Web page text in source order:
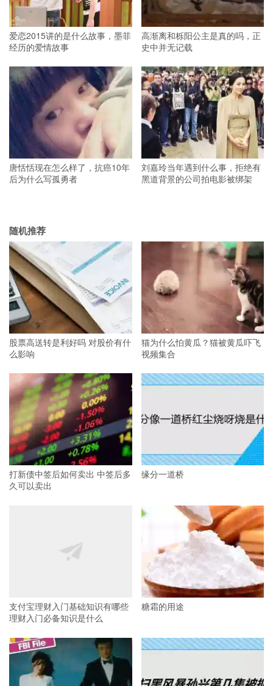
爱恋2015讲的是什么故事，墨菲
经历的爱情故事
高渐离和栎阳公主是真的吗，正
史中并无记载
唐恬恬现在怎么样了，抗癌10年
后为什么写孤勇者
刘嘉玲当年遇到什么事，拒绝有
黑道背景的公司拍电影被绑架
随机推荐
股票高送转是利好吗 对股价有什
么影响
猫为什么怕黄瓜？猫被黄瓜吓飞
视频集合
打新债中签后如何卖出 中签后多
久可以卖出
缘分一道桥
支付宝理财入门基础知识有哪些
理财入门必备知识是什么
糖霜的用途